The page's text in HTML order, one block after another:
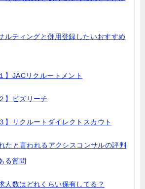
ルティングと併用登録したいおすすめ
】JACリクルートメント
】ビズリーチ
】リクルートダイレクトスカウト
たと言われるアクシスコンサルの評判
る質問
人数はどれくらい保有してる？